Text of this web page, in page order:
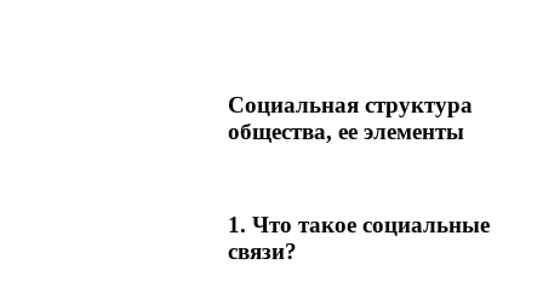
Социальная структура
общества, ее элементы
1. Что такое социальные
связи?